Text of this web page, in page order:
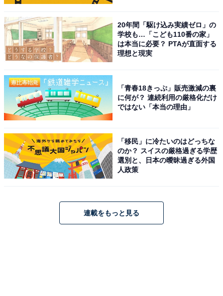
20年間「駆け込み実績ゼロ」の
学校も…「こども110番の家」
は本当に必要？ PTAが直面する
理想と現実
「青春18きっぷ」販売激減の裏
に何が？ 連続利用の厳格化だけ
ではない「本当の理由」
「移民」に冷たいのはどっちな
のか？ スイスの厳格過ぎる学歴
選別と、日本の曖昧過ぎる外国
人政策
連載をもっと見る